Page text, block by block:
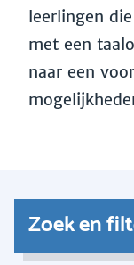
leerlingen
met een
naar een
Zoek en